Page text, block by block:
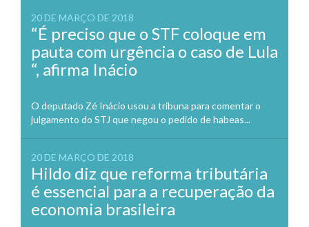
20 DE MARÇO DE 2018
“É preciso que o STF coloque em
pauta com urgência o caso de Lula
“, afirma Inácio
O deputado Zé Inácio usou a tribuna para comentar o
julgamento do STJ que negou o pedido de habeas...
20 DE MARÇO DE 2018
Hildo diz que reforma tributária
é essencial para a recuperação da
economia brasileira